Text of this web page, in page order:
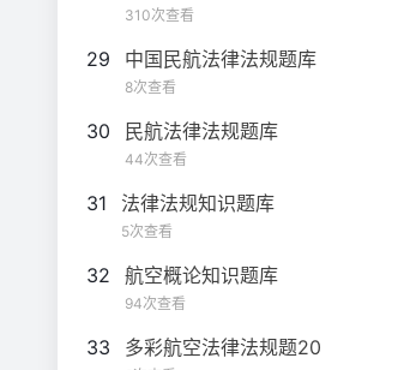
310次查看
29 中国民航法律法规题库
8次查看
30 民航法律法规题库
44次查看
31 法律法规知识题库
5次查看
32 航空概论知识题库
94次查看
33 多彩航空法律法规题20